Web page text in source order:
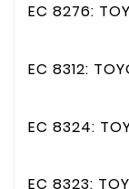
EC 8276:
EC 8312:
EC 8324:
EC 8323: